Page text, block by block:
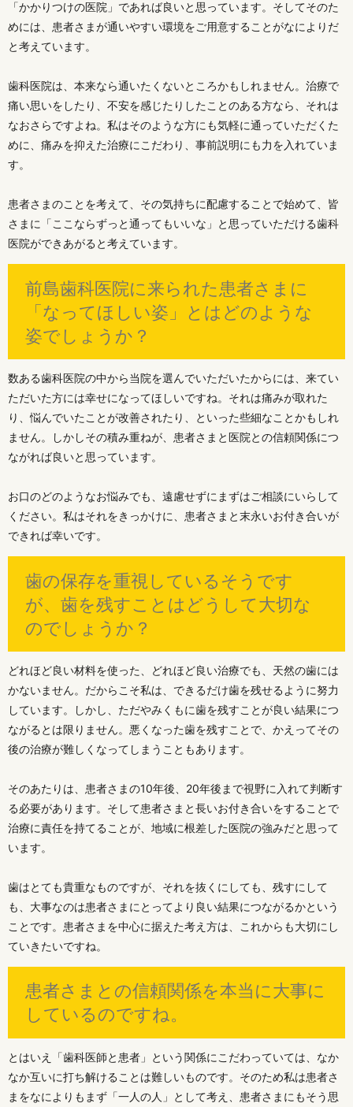
「かかりつけの医院」であれば良いと思っています。そしてそのた
めには、患者さまが通いやすい環境をご用意することがなによりだ
と考えています。
歯科医院は、本来なら通いたくないところかもしれません。治療で
痛い思いをしたり、不安を感じたりしたことのある方なら、それは
なおさらですよね。私はそのような方にも気軽に通っていただくた
めに、痛みを抑えた治療にこだわり、事前説明にも力を入れていま
す。
患者さまのことを考えて、その気持ちに配慮することで始めて、皆
さまに「ここならずっと通ってもいいな」と思っていただける歯科
医院ができあがると考えています。
前島歯科医院に来られた患者さまに
「なってほしい姿」とはどのような
姿でしょうか？
数ある歯科医院の中から当院を選んでいただいたからには、来てい
ただいた方には幸せになってほしいですね。それは痛みが取れた
り、悩んでいたことが改善されたり、といった些細なことかもしれ
ません。しかしその積み重ねが、患者さまと医院との信頼関係につ
ながれば良いと思っています。
お口のどのようなお悩みでも、遠慮せずにまずはご相談にいらして
ください。私はそれをきっかけに、患者さまと末永いお付き合いが
できれば幸いです。
歯の保存を重視しているそうです
が、歯を残すことはどうして大切な
のでしょうか？
どれほど良い材料を使った、どれほど良い治療でも、天然の歯には
かないません。だからこそ私は、できるだけ歯を残せるように努力
しています。しかし、ただやみくもに歯を残すことが良い結果につ
ながるとは限りません。悪くなった歯を残すことで、かえってその
後の治療が難しくなってしまうこともあります。
そのあたりは、患者さまの10年後、20年後まで視野に入れて判断す
る必要があります。そして患者さまと長いお付き合いをすることで
治療に責任を持てることが、地域に根差した医院の強みだと思って
います。
歯はとても貴重なものですが、それを抜くにしても、残すにして
も、大事なのは患者さまにとってより良い結果につながるかという
ことです。患者さまを中心に据えた考え方は、これからも大切にし
ていきたいですね。
患者さまとの信頼関係を本当に大事に
しているのですね。
とはいえ「歯科医師と患者」という関係にこだわっていては、なか
なか互いに打ち解けることは難しいものです。そのため私は患者さ
まをなによりもまず「一人の人」として考え、患者さまにもそう思